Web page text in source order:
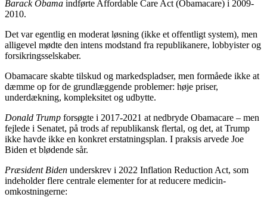
Barack Obama indførte Affordable Care Act (Obamacare) i 2009-
2010.
Det var egentlig en moderat løsning (ikke et offentligt system), men
alligevel mødte den intens modstand fra republikanere, lobbyister og
forsikringsselskaber.
Obamacare skabte tilskud og markedspladser, men formåede ikke at
dæmme op for de grundlæggende problemer: høje priser,
underdækning, kompleksitet og udbytte.
Donald Trump forsøgte i 2017-2021 at nedbryde Obamacare – men
fejlede i Senatet, på trods af republikansk flertal, og det, at Trump
ikke havde ikke en konkret erstatningsplan. I praksis arvede Joe
Biden et blødende sår.
Præsident Biden underskrev i 2022 Inflation Reduction Act, som
indeholder flere centrale elementer for at reducere medicin-
omkostningerne: